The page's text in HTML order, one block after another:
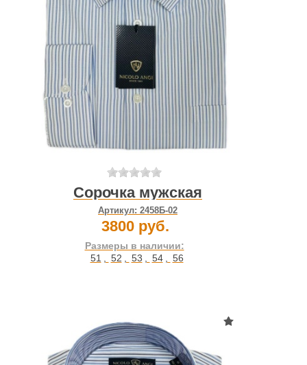
Сорочка мужская
Артикул: 2458Б-02
3800 руб.
Размеры в наличии:
51 , 52 , 53 , 54 , 56